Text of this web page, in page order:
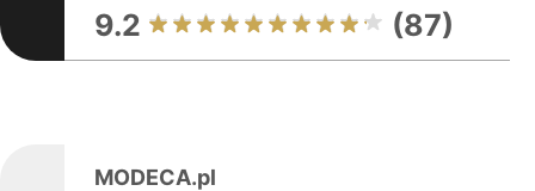
9.2 (87)
MODECA.pl